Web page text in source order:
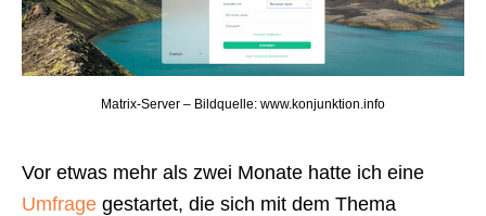
Matrix-Server – Bildquelle: www.konjunktion.info
Vor etwas mehr als zwei Monate hatte ich eine
Umfrage gestartet, die sich mit dem Thema